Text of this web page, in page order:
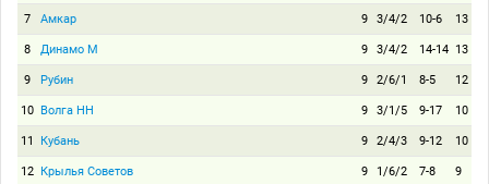
7 Амкар 9 3/4/2 10-6 13
8 Динамо М 9 3/4/2 14-14 13
9 Рубин 9 2/6/1 8-5 12
10 Волга НН 9 3/1/5 9-17 10
11 Кубань 9 2/4/3 9-12 10
12 Крылья Советов 9 1/6/2 7-8 9